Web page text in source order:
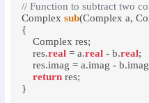
// Function to subtract two
Complex sub(Complex a,
{
    Complex res;
    res.
real = a.real - b.real;
res.imag = a.imag -
return res;
}